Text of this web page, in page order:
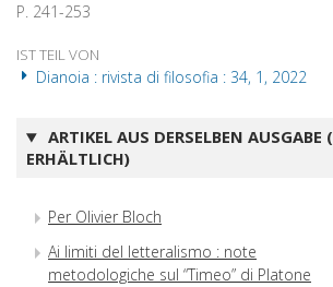
P. 241-253
IST TEIL VON
Dianoia : rivista di filosofia : 34, 1, 2022
ARTIKEL AUS DERSELBEN AUSGABE
ERHÄLTLICH)
Per Olivier Bloch
Ai limiti del letteralismo : note
metodologiche sul “Timeo” di Platone